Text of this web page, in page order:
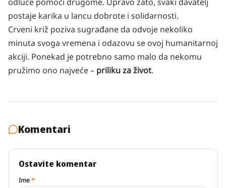
postaje karika u lancu dobrote i solidarnosti.
Crveni križ poziva sugrađane da odvoje nekoliko
minuta svoga vremena i odazovu se ovoj humanitarnoj
akciji. Ponekad je potrebno samo malo da nekomu
pružimo ono najveće – priliku za život.
Komentari
Ostavite komentar
Ime*